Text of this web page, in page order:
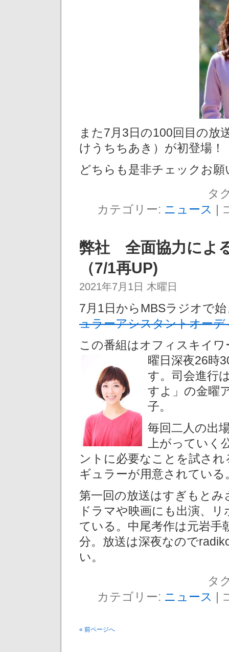
また7月3日の100回目の放
けうちちあき）が初登場！
どちらも是非チェックお
タ
カテゴリー: ニュース |
弊社 全面協力によ
（7/1再UP)
2021年7月1日 木曜日
7月1日からMBSラジオで
ュラーアシスタントオー
この番組はオフィスキイ
曜日深夜26時
す。司会進行
すよ」の金曜
子。
毎回二人の出
上がっていく
ントに必要なことを試さ
ギュラーが用意されている
第一回の放送はすぎもと
ドラマや映画にも出演、
ている。中尾考作は元岩
分。放送は深夜なので
い。
タ
カテゴリー: ニュース |
« 前ページへ